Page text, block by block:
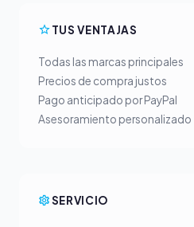
TUS VENTAJAS
Todas las marcas principales
Precios de compra justos
Pago anticipado por PayPal
Asesoramiento personalizado
SERVICIO